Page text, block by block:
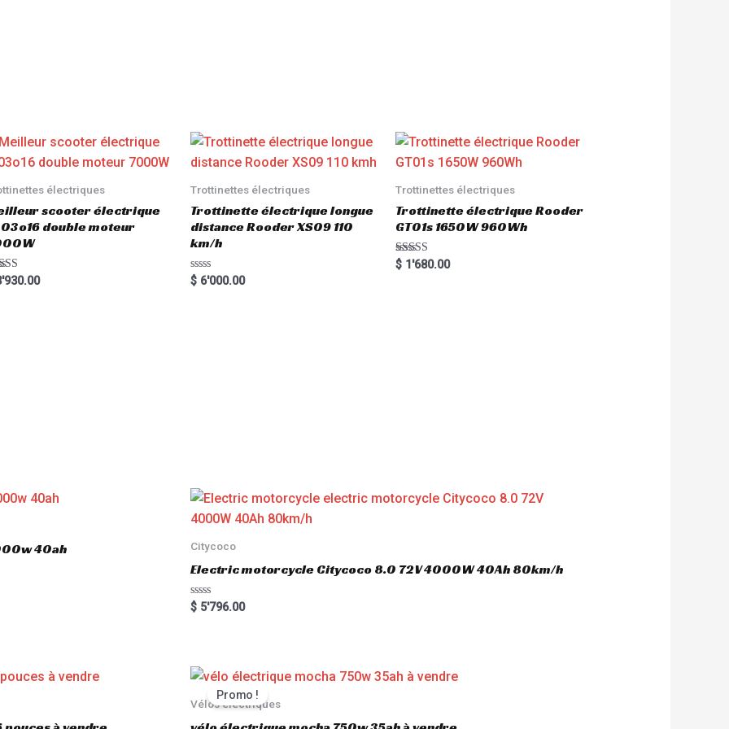
électriques
scooter électrique
double moteur
Trottinettes électriques
Trottinette électrique longue
distance Rooder XS09 110
km/h
R
a
$ 6'000.00
Trottinettes électriques
Trottinette électrique Rooder
GT01s 1650W 960Wh
Rated
5.00
$1'680.00
40ah Citycoco
Electric motorcycle Citycoco 8.0 72V 4000W 40Ah 80km/h
R
a
o
u
o
f
$ 5'796.00
Promo !
Vélos électriques